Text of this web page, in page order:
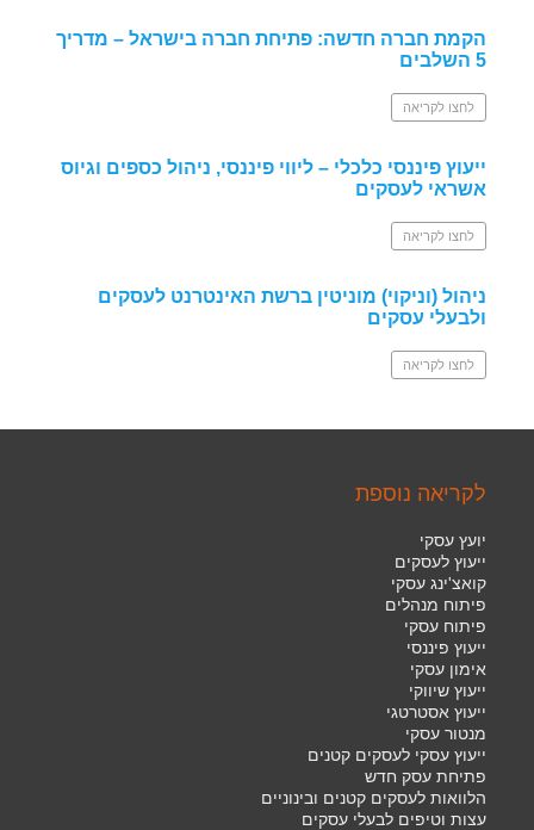
הקמת חברה חדשה: פתיחת חברה בישראל – מדריך
5 השלבים
לחצו לקריאה
ייעוץ פיננסי כלכלי – ליווי פיננסי, ניהול כספים וגיוס
אשראי לעסקים
לחצו לקריאה
ניהול (וניקוי) מוניטין ברשת האינטרנט לעסקים
ולבעלי עסקים
לחצו לקריאה
לקריאה נוספת
יועץ עסקי
ייעוץ לעסקים
קואצ'ינג עסקי
פיתוח מנהלים
פיתוח עסקי
ייעוץ פיננסי
אימון עסקי
ייעוץ שיווקי
ייעוץ אסטרטגי
מנטור עסקי
ייעוץ עסקי לעסקים קטנים
פתיחת עסק חדש
הלוואות לעסקים קטנים ובינוניים
עצות וטיפים לבעלי עסקים